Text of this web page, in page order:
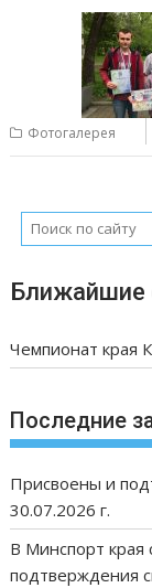
Фотогалерея
Ближайшие
Чемпионат края
Последние
Присвоены и
30.07.2026 г.
В Минспорт края
подтверждения